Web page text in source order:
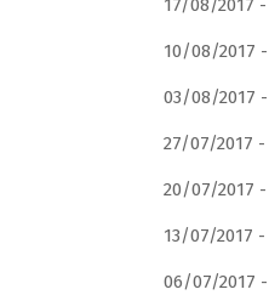
17/08/2017 -
10/08/2017 -
03/08/2017 -
27/07/2017 -
20/07/2017 -
13/07/2017 -
06/07/2017 -